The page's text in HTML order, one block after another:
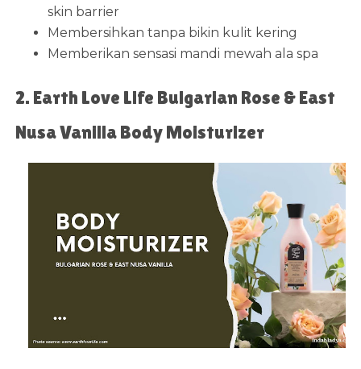
skin barrier
Membersihkan tanpa bikin kulit kering
Memberikan sensasi mandi mewah ala spa
2. Earth Love Life Bulgarian Rose & East
Nusa Vanilla Body Moisturizer